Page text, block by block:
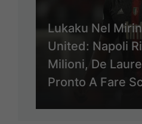
Lukaku Nel
United: Napoli
Milioni, De
Pronto A Fare